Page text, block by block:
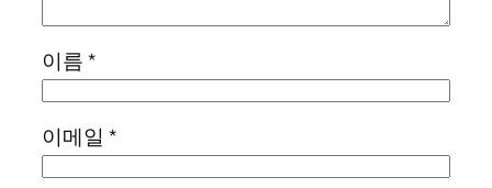
이름*
이메일 *